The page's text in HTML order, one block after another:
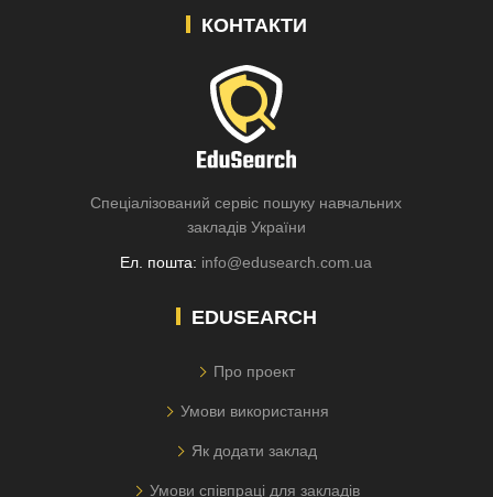
КОНТАКТИ
Спеціалізований сервіс пошуку навчальних
закладів України
Ел. пошта: info@edusearch.com.ua
EDUSEARCH
Про проект
Умови використання
Як додати заклад
Умови співпраці для закладів